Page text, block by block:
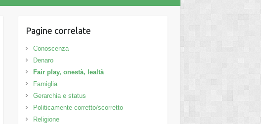
Pagine correlate
Conoscenza
Denaro
Fair play, onestà, lealtà
Famiglia
Gerarchia e status
Politicamente corretto/scorretto
Religione